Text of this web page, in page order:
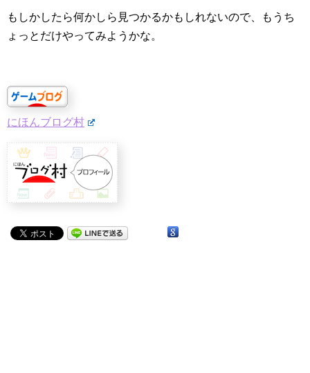
もしかしたら何かしら見つかるかもしれないので、もうち
ょっとだけやってみようかな。
にほんブログ村